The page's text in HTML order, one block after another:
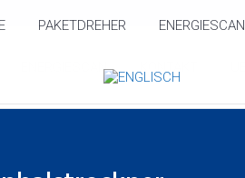
ENERGIESCAN
PAKETDREHER ENERGIESCAN